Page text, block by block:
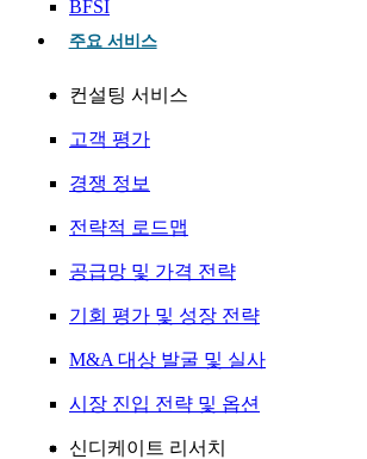
BFSI
주요 서비스
컨설팅 서비스
고객 평가
경쟁 정보
전략적 로드맵
공급망 및 가격 전략
기회 평가 및 성장 전략
M&A 대상 발굴 및 실사
시장 진입 전략 및 옵션
신디케이트 리서치